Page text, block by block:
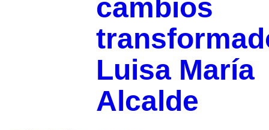
cambios
Luisa María
Alcalde